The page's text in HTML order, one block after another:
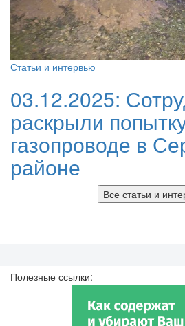
Статьи и интервью
03.12.2025:
раскрыли
газопроводе в
районе
Все статьи и
Полезные ссылки: